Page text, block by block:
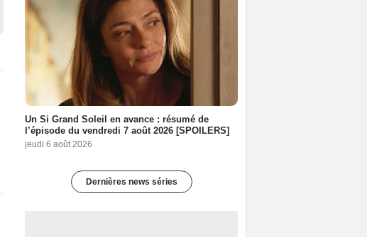
Un Si Grand Soleil en avance : résumé de
l’épisode du vendredi 7 août 2026 [SPOILERS]
jeudi 6 août 2026
Dernières news séries